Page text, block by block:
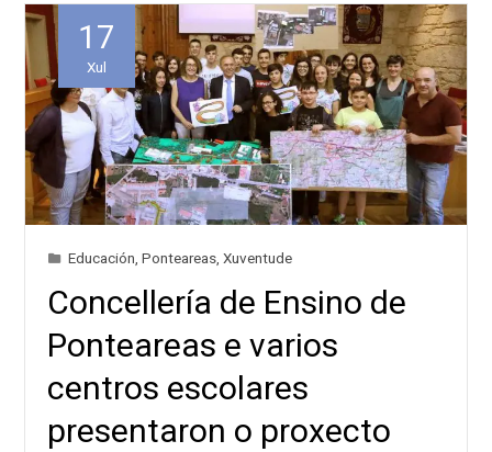
17
Xul
Educación ,Ponteareas ,Xuventude
Concellería de Ensino de
Ponteareas e varios
centros escolares
presentaron o proxecto